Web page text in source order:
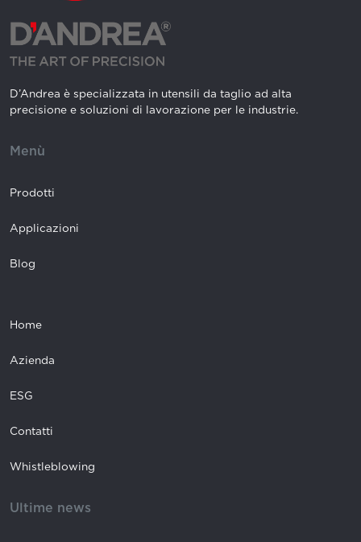
D’Andrea è specializzata in utensili da taglio ad alta
precisione e soluzioni di lavorazione per le industrie.
Menù
Prodotti
Applicazioni
Blog
Home
Azienda
ESG
Contatti
Whistleblowing
Ultime news